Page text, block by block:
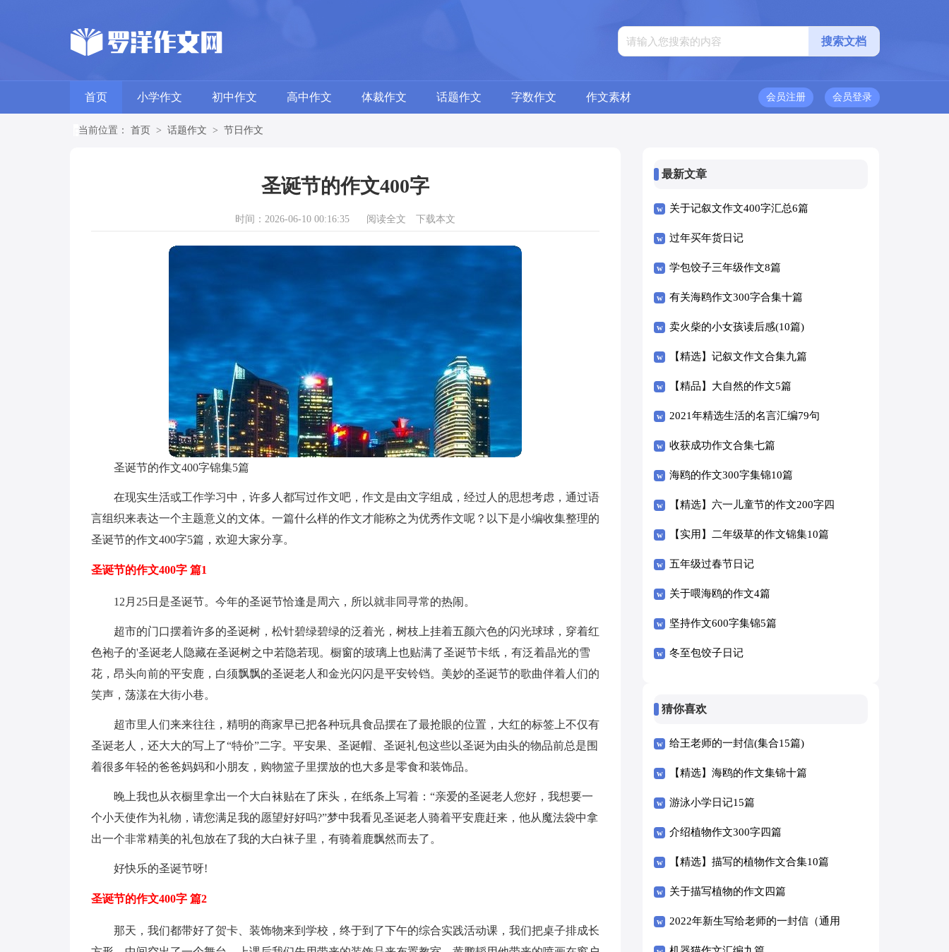
首页 小学作文 初中作文 高中作文 体裁作文 话题作文 字数作文 作文素材 会员登录
会员注册
当前位置： 首页 > 话题作文 > 节日作文
圣诞节的作文400字
时间：2026-06-10 00:16:35 阅读全文 下载本文
圣诞节的作文400字锦集5篇
在现实生活或工作学习中，许多人都写过作文吧，作文是由文字组成，经过人的思想考虑，通过语
言组织来表达一个主题意义的文体。一篇什么样的作文才能称之为优秀作文呢？以下是小编收集整理的
圣诞节的作文400字5篇，欢迎大家分享。
圣诞节的作文400字 篇1
12月25日是圣诞节。今年的圣诞节恰逢是周六，所以就非同寻常的热闹。
超市的门口摆着许多的圣诞树，松针碧绿碧绿的泛着光，树枝上挂着五颜六色的闪光球球，穿着红
色袍子的'圣诞老人隐藏在圣诞树之中若隐若现。橱窗的玻璃上也贴满了圣诞节卡纸，有泛着晶光的雪
花，昂头向前的平安鹿，白须飘飘的圣诞老人和金光闪闪是平安铃铛。美妙的圣诞节的歌曲伴着人们的
笑声，荡漾在大街小巷。
超市里人们来来往往，精明的商家早已把各种玩具食品摆在了最抢眼的位置，大红的标签上不仅有
圣诞老人，还大大的写上了“特价”二字。平安果、圣诞帽、圣诞礼包这些以圣诞为由头的物品前总是围
着很多年轻的爸爸妈妈和小朋友，购物篮子里摆放的也大多是零食和装饰品。
晚上我也从衣橱里拿出一个大白袜贴在了床头，在纸条上写着：“亲爱的圣诞老人您好，我想要一
个小天使作为礼物，请您满足我的愿望好好吗?”梦中我看见圣诞老人骑着平安鹿赶来，他从魔法袋中拿
出一个非常精美的礼包放在了我的大白袜子里，有骑着鹿飘然而去了。
好快乐的圣诞节呀!
圣诞节的作文400字 篇2
那天，我们都带好了贺卡、装饰物来到学校，终于到了下午的综合实践活动课，我们把桌子排成长
最新文章
关于记叙文作文400字汇总6篇
过年买年货日记
学包饺子三年级作文8篇
有关海鸥作文300字合集十篇
卖火柴的小女孩读后感(10篇)
【精选】记叙文作文合集九篇
【精品】大自然的作文5篇
2021年精选生活的名言汇编79句
收获成功作文合集七篇
海鸥的作文300字集锦10篇
【精选】六一儿童节的作文200字四
篇
【实用】二年级草的作文锦集10篇
五年级过春节日记
关于喂海鸥的作文4篇
坚持作文600字集锦5篇
冬至包饺子日记
猜你喜欢
给王老师的一封信(集合15篇)
【精选】海鸥的作文集锦十篇
游泳小学日记15篇
介绍植物作文300字四篇
【精选】描写的植物作文合集10篇
关于描写植物的作文四篇
2022年新生写给老师的一封信（通用